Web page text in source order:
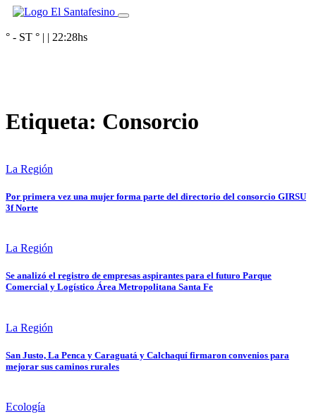
° - ST ° | | 22:28hs
Etiqueta: Consorcio
La Región
Por primera vez una mujer forma parte del directorio del consorcio GIRSU
3f Norte
La Región
Se analizó el registro de empresas aspirantes para el futuro Parque
Comercial y Logístico Área Metropolitana Santa Fe
La Región
San Justo, La Penca y Caraguatá y Calchaquí firmaron convenios para
mejorar sus caminos rurales
Ecología